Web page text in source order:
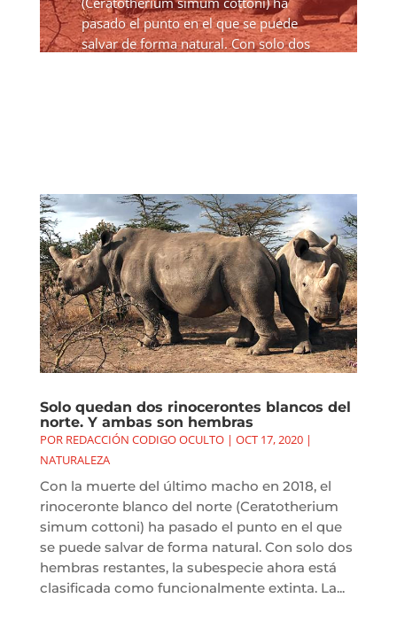
pasado el punto en el que se puede
salvar de forma natural. Con solo dos
Solo quedan dos rinocerontes blancos del
norte. Y ambas son hembras
POR REDACCIÓN CODIGO OCULTO| OCT 17, 2020|
NATURALEZA
Con la muerte del último macho en 2018, el
rinoceronte blanco del norte (Ceratotherium
simum cottoni) ha pasado el punto en el que
se puede salvar de forma natural. Con solo dos
hembras restantes, la subespecie ahora está
clasificada como funcionalmente extinta. La...